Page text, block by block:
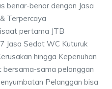
benar-benar dengan Jasa
Terpercaya
pertama JTB
Jasa Sedot WC Kuturuk
hingga Kepenuhan
bersama-sama pelanggan
Pelanggan bisa